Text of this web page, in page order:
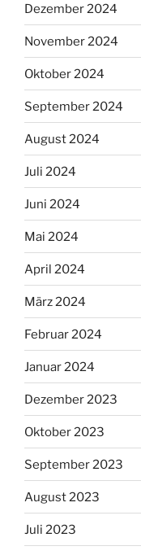
Dezember 2024
November 2024
Oktober 2024
September 2024
August 2024
Juli 2024
Juni 2024
Mai 2024
April 2024
März 2024
Februar 2024
Januar 2024
Dezember 2023
Oktober 2023
September 2023
August 2023
Juli 2023